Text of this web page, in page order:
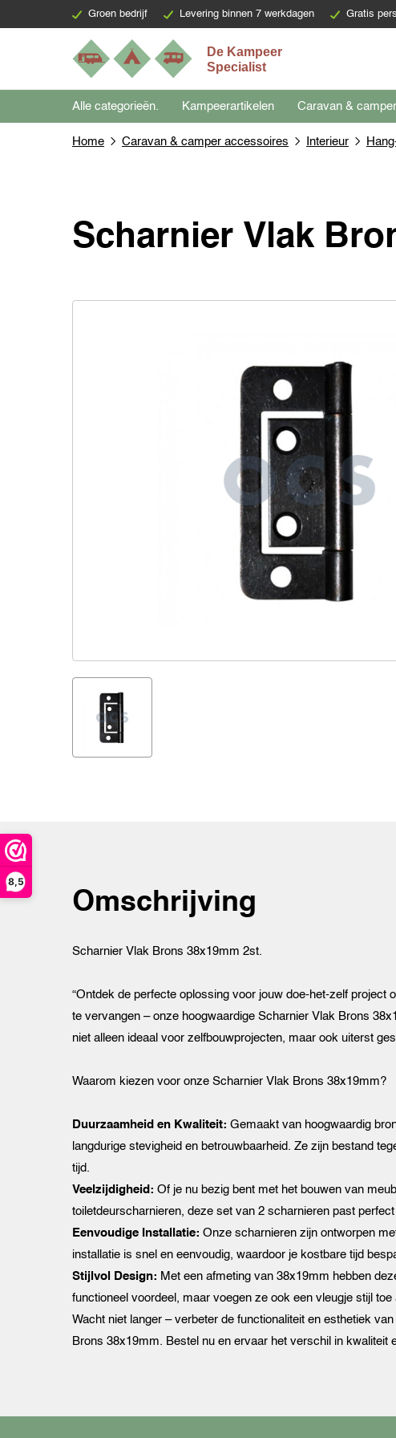
8,5
Groen bedrijf Levering binnen 7 werkdagen Gratis
Alle categorieën. Kampeerartikelen Caravan &
Home Caravan & camper accessoires Interieur
Scharnier Vlak
Omschrijving
Scharnier Vlak Brons 38x19mm 2st.
“Ontdek de perfecte oplossing voor jouw doe-het-zelf project
te vervangen – onze hoogwaardige Scharnier Vlak Brons
niet alleen ideaal voor zelfbouwprojecten, maar ook uiterst
Waarom kiezen voor onze Scharnier Vlak Brons 38x19mm?
Duurzaamheid en Kwaliteit: Gemaakt van hoogwaardig
langdurige stevigheid en betrouwbaarheid. Ze zijn bestand
tijd.
Veelzijdigheid: Of je nu bezig bent met het bouwen van
toiletdeurscharnieren, deze set van 2 scharnieren past
Eenvoudige Installatie: Onze scharnieren zijn ontworpen
installatie is snel en eenvoudig, waardoor je kostbare tijd
Stijlvol Design: Met een afmeting van 38x19mm hebben
functioneel voordeel, maar voegen ze ook een vleugje stijl toe
Wacht niet langer – verbeter de functionaliteit en esthetiek
Brons 38x19mm. Bestel nu en ervaar het verschil in kwaliteit